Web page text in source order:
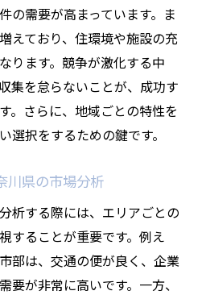
の需要が高まっています。ま
えており、住環境や施設の充
ります。競争が激化する中
集を怠らないことが、成功す
。さらに、地域ごとの特性を
選択をするための鍵です。
川県の市場分析
析する際には、エリアごとの
することが重要です。例え
部は、交通の便が良く、企業
要が非常に高いです。一方、